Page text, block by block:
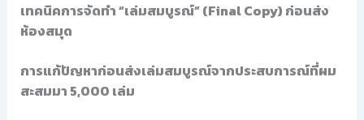
เทคนิคการจัดทำ “เล่มสมบูรณ์” (Final Copy) ก่อนส่ง
ห้องสมุด
การแก้ปัญหาก่อนส่งเล่มสมบูรณ์จากประสบการณ์ที่ผม
สะสมมา 5,000 เล่ม